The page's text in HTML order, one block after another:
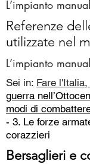
L’impianto
Referenze
utilizzate nel
L’impianto
Sei in: Fare
guerra
modi di
- 3. Le forze
corazzieri
Bersaglieri e